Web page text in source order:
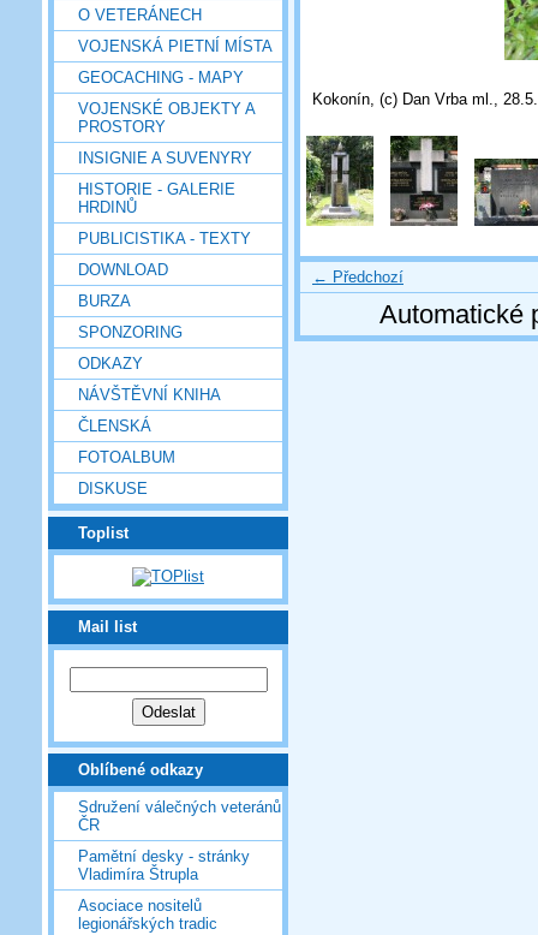
O VETERÁNECH
VOJENSKÁ PIETNÍ MÍSTA
GEOCACHING - MAPY
VOJENSKÉ OBJEKTY A
PROSTORY
INSIGNIE A SUVENYRY
HISTORIE - GALERIE
HRDINŮ
PUBLICISTIKA - TEXTY
DOWNLOAD
BURZA
SPONZORING
ODKAZY
NÁVŠTĚVNÍ KNIHA
ČLENSKÁ
FOTOALBUM
DISKUSE
Toplist
Mail list
Oblíbené odkazy
Sdružení válečných veteránů
ČR
Pamětní desky - stránky
Vladimíra Štrupla
Asociace nositelů
legionářských tradic
Kokonín, (c) Dan Vrba ml.,
← Předchozí
Automatické